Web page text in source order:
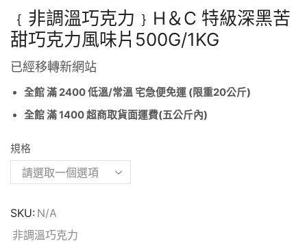
﹛非調溫巧克力﹜H＆C 特級深黑苦
甜巧克力風味片500G/1KG
已經移轉新網站
全館 滿 2400 低溫/常溫 宅急便免運 (限重20公斤)
全館 滿 1400 超商取貨面運費(五公斤內)
規格
SKU: N/A
非調溫巧克力